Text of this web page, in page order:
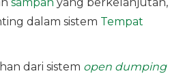
dalam sistem Tempat
dari sistem open dumping